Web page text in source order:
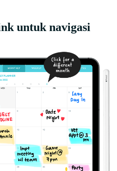
untuk navigasi